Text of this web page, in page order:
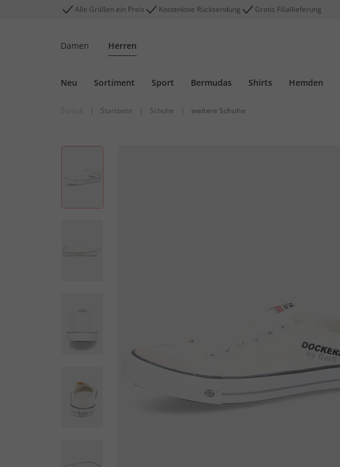
Alle Größen ein Preis Kostenlose Rücksendung Gratis Filiallieferung
Damen Herren
Neu Sortiment Sport Bermudas Shirts Hemden
| Startseite | Schuhe | weitere Schuhe